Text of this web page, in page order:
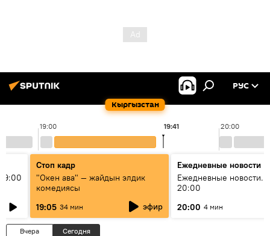
Кыргызстан
РУС
19:00 20:00
19:41
Стоп кадр
"Окен ава" — жайдын элдик
комедиясы
19:05 34 мин эфир
Ежедневные новости
Ежедневные новости.
20:00
20:00 4 мин
Вчера Сегодня